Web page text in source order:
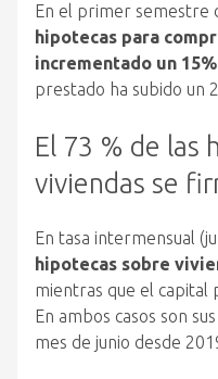
En el primer semestre
hipotecas para
incrementado un 15%
prestado ha subido un
El 73 % de las
viviendas se
En tasa intermensual
hipotecas sobre
mientras que el capital
En ambos casos son
mes de junio desde